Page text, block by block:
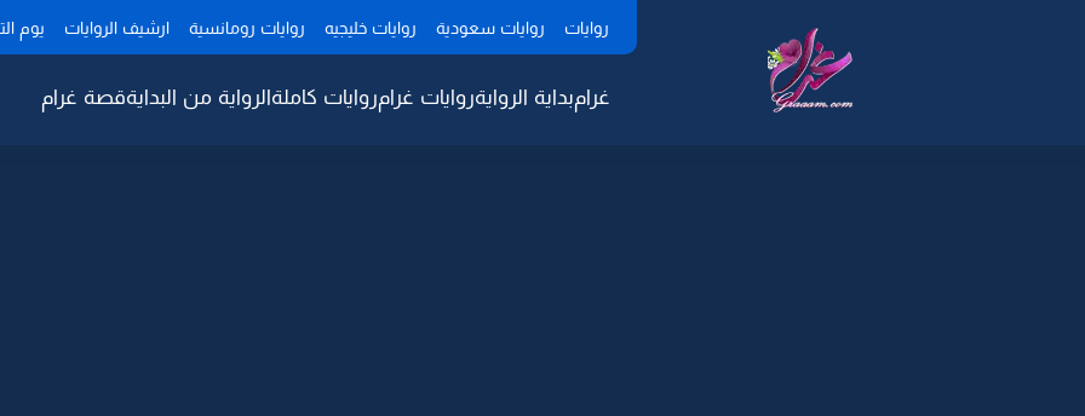
روايات روايات سعودية روايات خليجيه روايات رومانسية ارشيف الروايات يوم
غرامبداية الروايةروايات غرامروايات كاملةالرواية من البدايةقصة غرام